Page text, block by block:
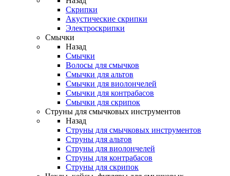
Скрипки
Акустические скрипки
Электроскрипки
Смычки
Назад
Смычки
Волосы для смычков
Смычки для альтов
Смычки для виолончелей
Смычки для контрабасов
Смычки для скрипок
Струны для смычковых инструментов
Назад
Струны для смычковых инструментов
Струны для альтов
Струны для виолончелей
Струны для контрабасов
Струны для скрипок